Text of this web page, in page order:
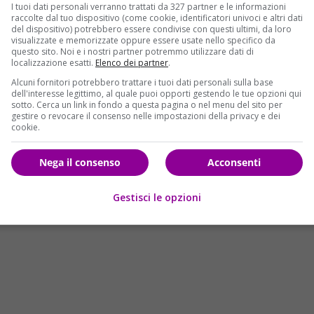
De Todaro,visto che ilPresidente della Repubblica
di“Cavaliere dell’Ordine al Merito della Repubblica
volontaria in carrozzina i primi di febbraio verrà
ufficialmente il diploma del titolo onorifico
“eroi moderni”che si sono distinti per la loro
per una malattia che non le permette di camminare
all’ottimismo che dimostra quotidianamente e
alla fine è solo un piccolo dettaglio.Perché non c’è
sorridere. E lei lo fa tutti i giorni quando,come
I tuoi dati personali verranno trattati da 327 partner e le informazioni
raccolte dal tuo dispositivo (come cookie, identificatori univoci e altri dati
del dispositivo) potrebbero essere condivise con questi ultimi, da loro
visualizzate e memorizzate oppure essere usate nello specifico da
questo sito. Noi e i nostri partner potremmo utilizzare dati di
localizzazione esatti. Elenco dei partner.
Alcuni fornitori potrebbero trattare i tuoi dati personali sulla base
dell'interesse legittimo, al quale puoi opporti gestendo le tue opzioni qui
sotto. Cerca un link in fondo a questa pagina o nel menu del sito per
gestire o revocare il consenso nelle impostazioni della privacy e dei
cookie.
Acconsenti
Nega il consenso
Gestisci le opzioni